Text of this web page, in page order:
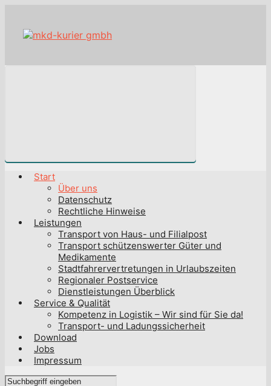
springen
Start
Über uns
Datenschutz
Rechtliche Hinweise
Leistungen
Transport von Haus- und Filialpost
Transport schützenswerter Güter und
Medikamente
Stadtfahrervertretungen in Urlaubszeiten
Regionaler Postservice
Dienstleistungen Überblick
Service & Qualität
Kompetenz in Logistik – Wir sind für Sie da!
Transport- und Ladungssicherheit
Download
Jobs
Impressum